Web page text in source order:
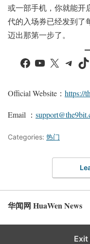
或一部手机，你就能开
代的入场券已经发到了
迈出那第一步了。
Facebook YouTube X Telegram TikTok
Official Website： https://
Email ：
Categories: 热门
华闻网 HuaWen News